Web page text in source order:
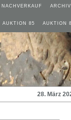
NACHVERKAUF ARCHIV
AUKTION 85 AUKTION
28. März